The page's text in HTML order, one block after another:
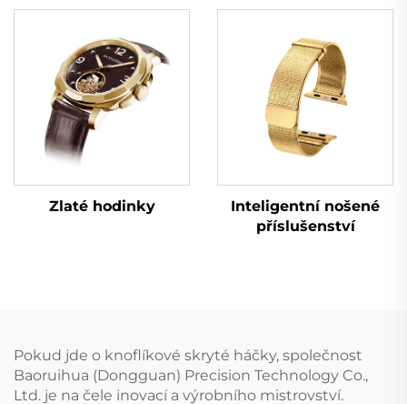
Zlaté hodinky
Inteligentní nošené
příslušenství
Pokud jde o knoflíkové skryté háčky, společnost
Baoruihua (Dongguan) Precision Technology Co.,
Ltd. je na čele inovací a výrobního mistrovství.